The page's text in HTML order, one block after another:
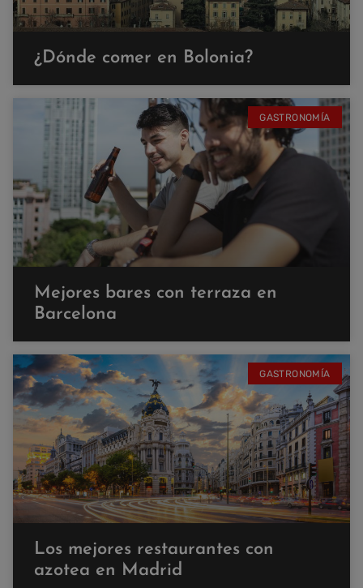
¿Dónde comer en Bolonia?
GASTRONOMÍA
Mejores bares con terraza en
Barcelona
GASTRONOMÍA
Los mejores restaurantes con
azotea en Madrid